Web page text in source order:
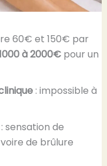
60€ et 150€ par
à 2000€pour un
: impossible à
: sensation de
de brûlure